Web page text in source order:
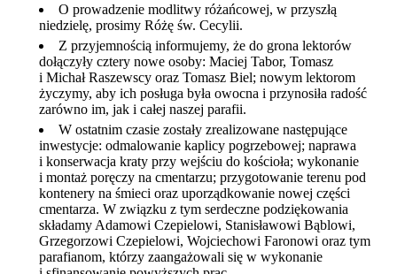
O prowadzenie modlitwy różańcowej, w przyszłą
niedzielę, prosimy Różę św. Cecylii.
Z przyjemnością informujemy, że do grona lektorów
dołączyły cztery nowe osoby: Maciej Tabor, Tomasz
i Michał Raszewscy oraz Tomasz Biel; nowym lektorom
życzymy, aby ich posługa była owocna i przynosiła radość
zarówno im, jak i całej naszej parafii.
W ostatnim czasie zostały zrealizowane następujące
inwestycje: odmalowanie kaplicy pogrzebowej; naprawa
i konserwacja kraty przy wejściu do kościoła; wykonanie
i montaż poręczy na cmentarzu; przygotowanie terenu pod
kontenery na śmieci oraz uporządkowanie nowej części
cmentarza. W związku z tym serdeczne podziękowania
składamy Adamowi Czepielowi, Stanisławowi Bąblowi,
Grzegorzowi Czepielowi, Wojciechowi Faronowi oraz tym
parafianom, którzy zaangażowali się w wykonanie